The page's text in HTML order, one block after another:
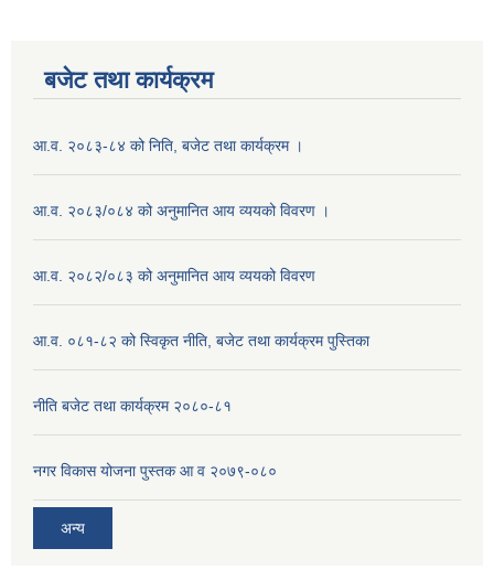
बजेट तथा कार्यक्रम
आ.व. २०८३-८४ को निति, बजेट तथा कार्यक्रम ।
आ.व. २०८३/०८४ को अनुमानित आय व्ययको विवरण ।
आ.व. २०८२/०८३ को अनुमानित आय व्ययको विवरण
आ.व. ०८१-८२ को स्विकृत नीति, बजेट तथा कार्यक्रम पुस्तिका
नीति बजेट तथा कार्यक्रम २०८०-८१
नगर विकास योजना पुस्तक आ व २०७९-०८०
अन्य